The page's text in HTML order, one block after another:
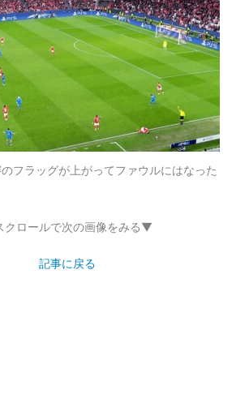
フラッグが上がってファウルにはなった
ロールで次の画像をみる▼
記事に戻る